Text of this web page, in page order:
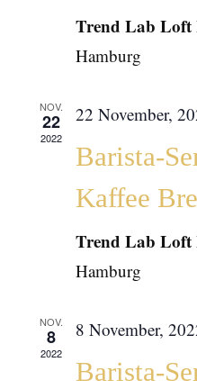
Trend Lab Loft
Hamburg
NOV.
22
2022
22 November,
Barista-
Kaffee
Trend Lab Loft
Hamburg
NOV.
8
2022
8 November,
Barista-